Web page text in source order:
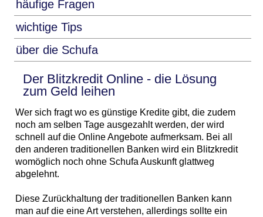
häufige Fragen
wichtige Tips
über die Schufa
Der Blitzkredit Online - die Lösung
zum Geld leihen
Wer sich fragt wo es günstige Kredite gibt, die zudem
noch am selben Tage ausgezahlt werden, der wird
schnell auf die Online Angebote aufmerksam. Bei all
den anderen traditionellen Banken wird ein Blitzkredit
womöglich noch ohne Schufa Auskunft glattweg
abgelehnt.
Diese Zurückhaltung der traditionellen Banken kann
man auf die eine Art verstehen, allerdings sollte ein